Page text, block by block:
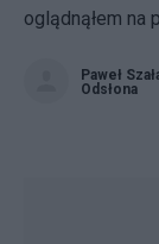
oglądnąłem
Paweł
Odsłona